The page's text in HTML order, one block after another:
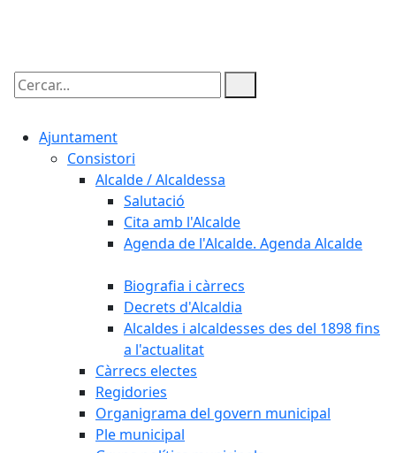
Cercar:
Ajuntament
Consistori
Alcalde / Alcaldessa
Salutació
Cita amb l'Alcalde
Agenda de l'Alcalde. Agenda Alcalde
Biografia i càrrecs
Decrets d'Alcaldia
Alcaldes i alcaldesses des del 1898 fins
a l'actualitat
Càrrecs electes
Regidories
Organigrama del govern municipal
Ple municipal